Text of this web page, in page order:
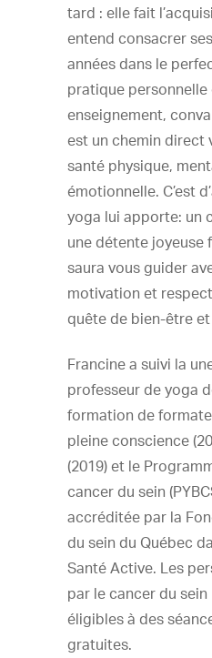
tard : elle fait
entend consacrer
années dans le
pratique
enseignement,
est un chemin direct
santé physique,
émotionnelle. C’est
yoga lui apporte: un
une détente joyeuse
saura vous guider
motivation et
quête de bien-être
Francine a suivi la
professeur de yoga
formation de
pleine conscience
(2019) et le
cancer du sein
accréditée par la
du sein du Québec
Santé Active. Les
par le cancer du
éligibles à des
gratuites.